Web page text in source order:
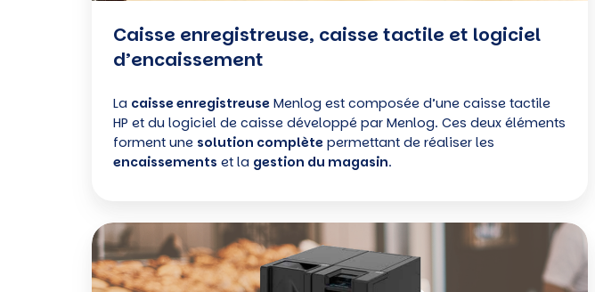
Caisse enregistreuse, caisse tactile et logiciel
d’encaissement
La caisse enregistreuse Menlog est composée d’une caisse tactile
HP et du logiciel de caisse développé par Menlog. Ces deux éléments
forment une solution complète permettant de réaliser les
encaissements et la gestion du magasin.
Le
monnayeur
automatique,